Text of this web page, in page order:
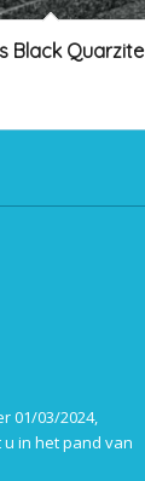
Black Quarzite
01/03/2024,
in het pand van